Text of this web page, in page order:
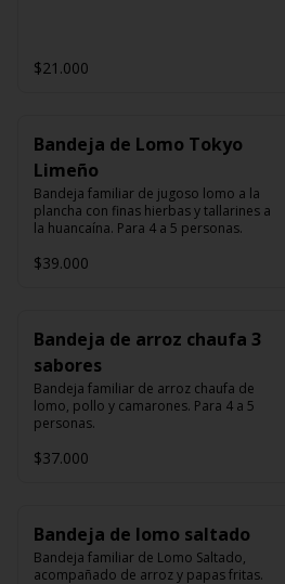
$21.000
Bandeja de Lomo Tokyo
Limeño
Bandeja familiar de jugoso lomo a la
plancha con finas hierbas y tallarines a
la huancaína. Para 4 a 5 personas.
$39.000
Bandeja de arroz chaufa 3
sabores
Bandeja familiar de arroz chaufa de
lomo, pollo y camarones. Para 4 a 5
personas.
$37.000
Bandeja de lomo saltado
Bandeja familiar de Lomo Saltado,
acompañado de arroz y papas fritas.